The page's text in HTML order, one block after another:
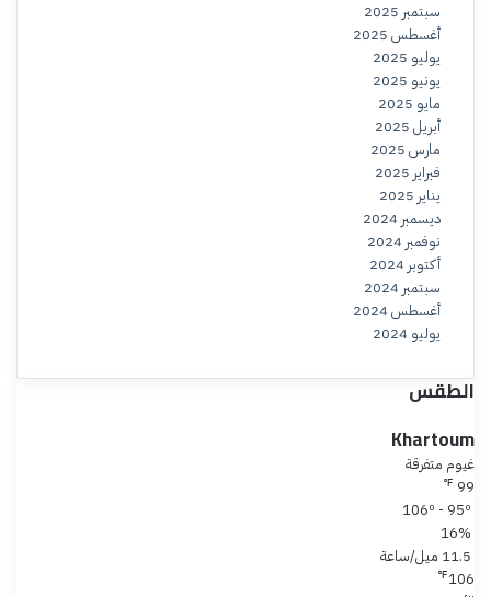
سبتمبر 2025
أغسطس 2025
يوليو 2025
يونيو 2025
مايو 2025
أبريل 2025
مارس 2025
فبراير 2025
يناير 2025
ديسمبر 2024
نوفمبر 2024
أكتوبر 2024
سبتمبر 2024
أغسطس 2024
يوليو 2024
الطقس
Khartoum
غيوم متفرقة
99
℉
16%
11.5 ميل/ساعة
106
℉